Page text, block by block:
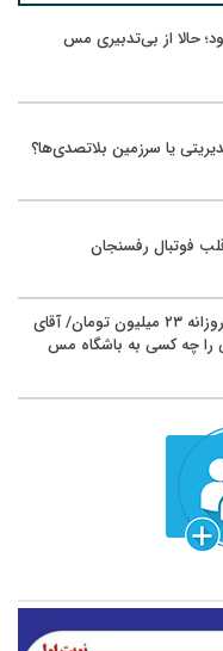
حالا از بی‌تدبیری مس
یا سرزمین بلاتصدی‌ها؟
فوتبال رفسنجان
مدیر غیربومی با دستمزد روزانه ۲۳ میلیون تومان/ آقای
را چه کسی به باشگاه مس